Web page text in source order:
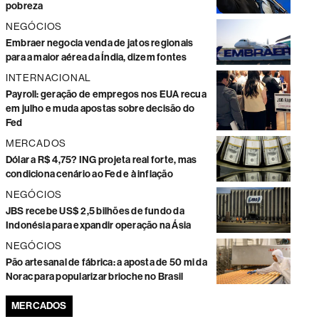
pobreza
NEGÓCIOS
Embraer negocia venda de jatos regionais
para a maior aérea da Índia, dizem fontes
INTERNACIONAL
Payroll: geração de empregos nos EUA recua
em julho e muda apostas sobre decisão do
Fed
MERCADOS
Dólar a R$ 4,75? ING projeta real forte, mas
condiciona cenário ao Fed e à inflação
NEGÓCIOS
JBS recebe US$ 2,5 bilhões de fundo da
Indonésia para expandir operação na Ásia
NEGÓCIOS
Pão artesanal de fábrica: a aposta de 50 mi da
Norac para popularizar brioche no Brasil
MERCADOS